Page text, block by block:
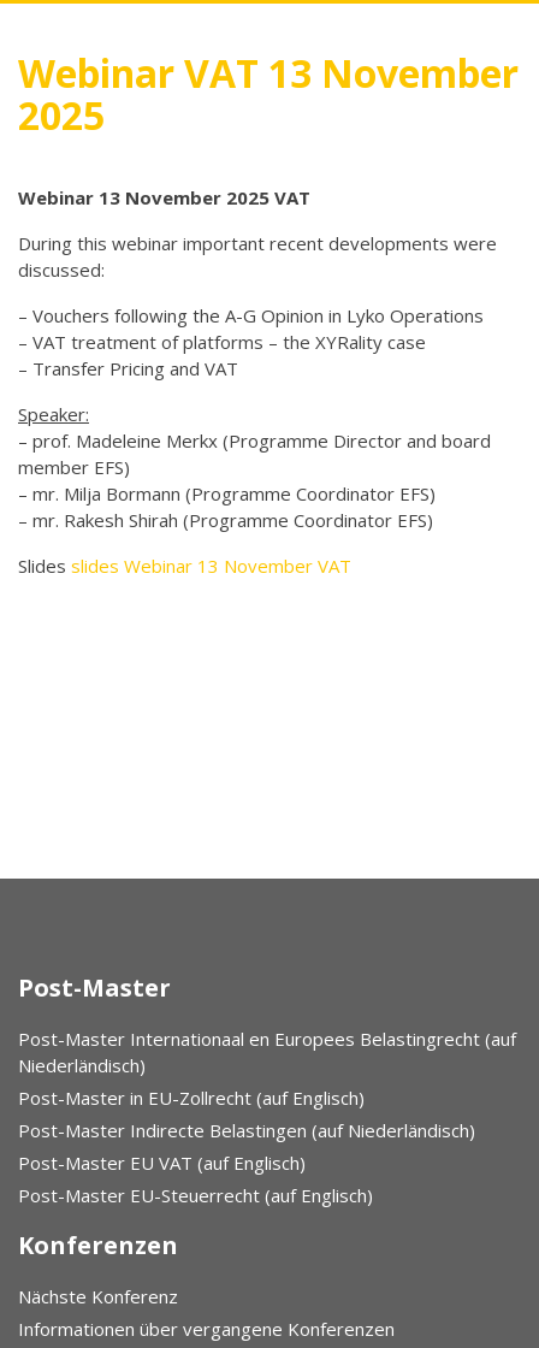
Webinar VAT 13 November
2025
Webinar 13 November 2025 VAT
During this webinar important recent developments were
discussed:
– Vouchers following the A-G Opinion in Lyko Operations
– VAT treatment of platforms – the XYRality case
– Transfer Pricing and VAT
Speaker:
– prof. Madeleine Merkx (Programme Director and board
member EFS)
– mr. Milja Bormann (Programme Coordinator EFS)
– mr. Rakesh Shirah (Programme Coordinator EFS)
Slides slides Webinar 13 November VAT
Post-Master
Post-Master Internationaal en Europees Belastingrecht (auf
Niederländisch)
Post-Master in EU-Zollrecht (auf Englisch)
Post-Master Indirecte Belastingen (auf Niederländisch)
Post-Master EU VAT (auf Englisch)
Post-Master EU-Steuerrecht (auf Englisch)
Konferenzen
Nächste Konferenz
Informationen über vergangene Konferenzen